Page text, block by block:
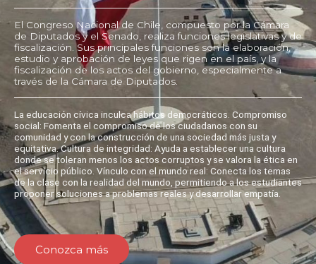
El Congreso Nacional de Chile, compuesto por la Cámara
de Diputados y el Senado, realiza funciones legislativas y de
fiscalización. Sus principales funciones son la elaboración,
estudio y aprobación de leyes que rigen en el país, y la
fiscalización de los actos del gobierno, especialmente a
través de la Cámara de Diputados.
La educación cívica inculca hábitos democráticos. Compromiso
social: Fomenta el compromiso de los ciudadanos con su
comunidad y con la construcción de una sociedad más justa y
equitativa. Cultura de integridad: Ayuda a establecer una cultura
donde se toleran menos los actos corruptos y se valora la ética en
el servicio público. Vínculo con el mundo real: Conecta los temas
de la clase con la realidad del mundo, permitiendo a los estudiantes
proponer soluciones a problemas reales y desarrollar empatía.
Conozca más